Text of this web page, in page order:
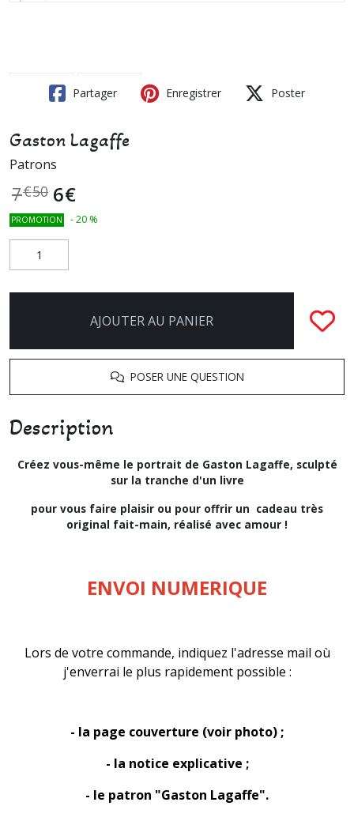
Partager Enregistrer Poster
Gaston Lagaffe
Patrons
7€50 6€
PROMOTION -20 %
AJOUTER AU PANIER
POSER UNE QUESTION
Description
Créez vous-même le portrait de Gaston Lagaffe, sculpté
sur la tranche d'un livre
pour vous faire plaisir ou pour offrir un cadeau très
original fait-main, réalisé avec amour !
ENVOI NUMERIQUE
Lors de votre commande, indiquez l'adresse mail où
j'enverrai le plus rapidement possible :
- la page couverture (voir photo) ;
- la notice explicative ;
- le patron "Gaston Lagaffe".